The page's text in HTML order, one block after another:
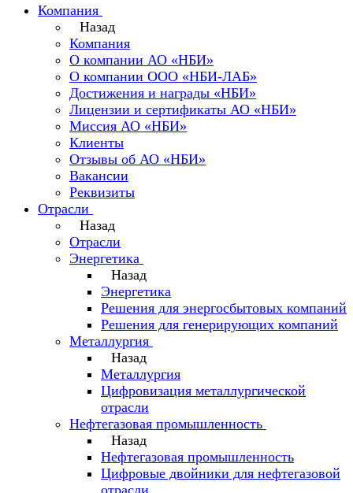
Компания
Назад
Компания
О компании АО «НБИ»
О компании ООО «НБИ-ЛАБ»
Достижения и награды «НБИ»
Лицензии и сертификаты АО «НБИ»
Миссия АО «НБИ»
Клиенты
Отзывы об АО «НБИ»
Вакансии
Реквизиты
Отрасли
Назад
Отрасли
Энергетика
Назад
Энергетика
Решения для энергосбытовых компаний
Решения для генерирующих компаний
Металлургия
Назад
Металлургия
Цифровизация металлургической
отрасли
Нефтегазовая промышленность
Назад
Нефтегазовая промышленность
Цифровые двойники для нефтегазовой
отрасли